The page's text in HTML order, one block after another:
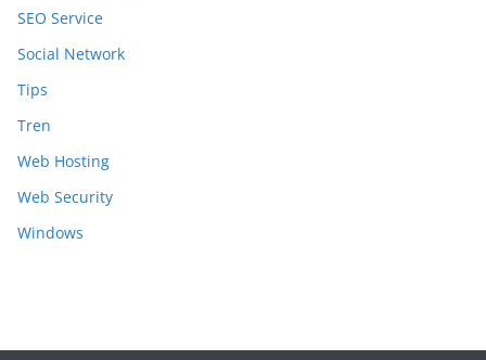
SEO Service
Social Network
Tips
Tren
Web Hosting
Web Security
Windows